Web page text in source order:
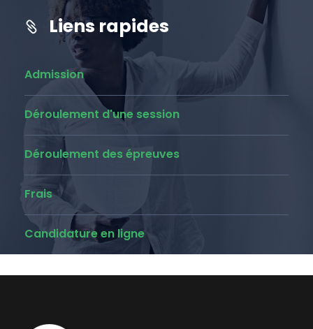
Liens rapides
Admission
Déroulement d'une session
Déroulement des épreuves
Frais
Candidature en ligne